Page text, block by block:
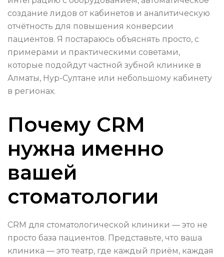
создание лидов от кабинетов и аналитическую
отчётность для повышения конверсии
пациентов. Я постараюсь объяснять просто, с
примерами и практическими советами,
которые подойдут частной зубной клинике в
Алматы, Нур-Султане или небольшому кабинету
в регионах.
Почему CRM
нужна именно
вашей
стоматологии
CRM для стоматологической клиники — это не
просто база пациентов. Представьте, что ваша
клиника — это театр, где каждый приём, каждая